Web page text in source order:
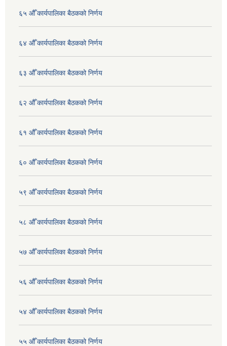
६५ औँ कार्यपालिका बैठकको निर्णय
६४ औँ कार्यपालिका बैठकको निर्णय
६३ औँ कार्यपालिका बैठकको निर्णय
६२ औँ कार्यपालिका बैठकको निर्णय
६१ औँ कार्यपालिका बैठकको निर्णय
६० औँ कार्यपालिका बैठकको निर्णय
५९ औँ कार्यपालिका बैठकको निर्णय
५८ औँ कार्यपालिका बैठकको निर्णय
५७ औँ कार्यपालिका बैठकको निर्णय
५६ औँ कार्यपालिका बैठकको निर्णय
५४ औँ कार्यपालिका बैठकको निर्णय
५५ औँ कार्यपालिका बैठकको निर्णय